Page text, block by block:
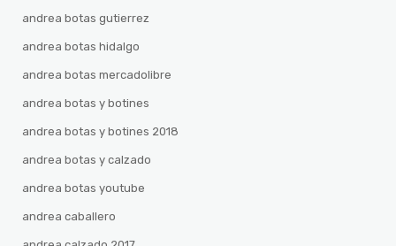
andrea botas gutierrez
andrea botas hidalgo
andrea botas mercadolibre
andrea botas y botines
andrea botas y botines 2018
andrea botas y calzado
andrea botas youtube
andrea caballero